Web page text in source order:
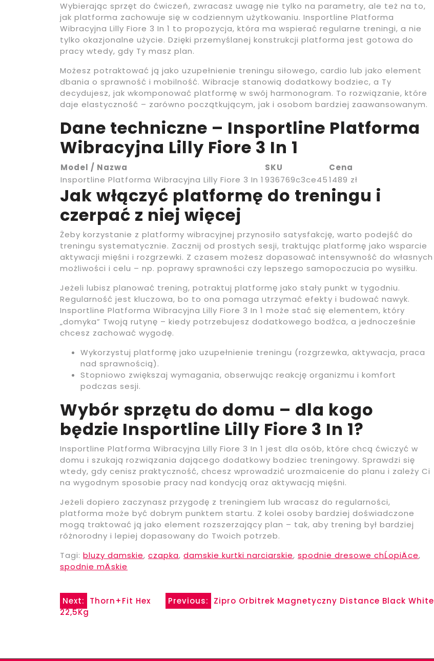
Wybierając sprzęt do ćwiczeń, zwracasz uwagę nie tylko na parametry, ale też na to,
jak platforma zachowuje się w codziennym użytkowaniu. Insportline Platforma
Wibracyjna Lilly Fiore 3 In 1 to propozycja, która ma wspierać regularne treningi, a nie
tylko okazjonalne użycie. Dzięki przemyślanej konstrukcji platforma jest gotowa do
pracy wtedy, gdy Ty masz plan.
Możesz potraktować ją jako uzupełnienie treningu siłowego, cardio lub jako element
dbania o sprawność i mobilność. Wibracje stanowią dodatkowy bodziec, a Ty
decydujesz, jak wkomponować platformę w swój harmonogram. To rozwiązanie, które
daje elastyczność – zarówno początkującym, jak i osobom bardziej zaawansowanym.
Dane techniczne – Insportline Platforma
Wibracyjna Lilly Fiore 3 In 1
Model / Nazwa SKU
Cena
Insportline Platforma Wibracyjna Lilly Fiore 3 In 1 936769c3ce451489 zł
Jak włączyć platformę do treningu i
czerpać z niej więcej
Żeby korzystanie z platformy wibracyjnej przynosiło satysfakcję, warto podejść do
treningu systematycznie. Zacznij od prostych sesji, traktując platformę jako wsparcie
aktywacji mięśni i rozgrzewki. Z czasem możesz dopasować intensywność do własnych
możliwości i celu – np. poprawy sprawności czy lepszego samopoczucia po wysiłku.
Jeżeli lubisz planować trening, potraktuj platformę jako stały punkt w tygodniu.
Regularność jest kluczowa, bo to ona pomaga utrzymać efekty i budować nawyk.
Insportline Platforma Wibracyjna Lilly Fiore 3 In 1 może stać się elementem, który
„domyka” Twoją rutynę – kiedy potrzebujesz dodatkowego bodźca, a jednocześnie
chcesz zachować wygodę.
Wykorzystuj platformę jako uzupełnienie treningu (rozgrzewka, aktywacja, praca
nad sprawnością).
Stopniowo zwiększaj wymagania, obserwując reakcję organizmu i komfort
podczas sesji.
Wybór sprzętu do domu – dla kogo
będzie Insportline Lilly Fiore 3 In 1?
Insportline Platforma Wibracyjna Lilly Fiore 3 In 1 jest dla osób, które chcą ćwiczyć w
domu i szukają rozwiązania dającego dodatkowy bodziec treningowy. Sprawdzi się
wtedy, gdy cenisz praktyczność, chcesz wprowadzić urozmaicenie do planu i zależy Ci
na wygodnym sposobie pracy nad kondycją oraz aktywacją mięśni.
Jeżeli dopiero zaczynasz przygodę z treningiem lub wracasz do regularności,
platforma może być dobrym punktem startu. Z kolei osoby bardziej doświadczone
mogą traktować ją jako element rozszerzający plan – tak, aby trening był bardziej
różnorodny i lepiej dopasowany do Twoich potrzeb.
Tagi: bluzy damskie, czapka, damskie kurtki narciarskie, spodnie dresowe chĹopiÄce,
spodnie mÄskie
Nawigacja
wpisu
Previous: Zipro Orbitrek Magnetyczny Distance Black White
Next:
Thorn+Fit Hex
22,5Kg